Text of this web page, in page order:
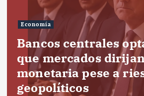
Economía
Bancos centrales
que mercados
monetaria pese a
geopolíticos